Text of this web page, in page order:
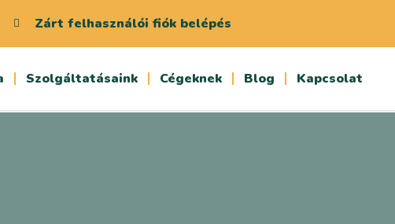
Zárt felhasználói fiók belépés
Szolgáltatásaink Cégeknek Blog Kapcsolat